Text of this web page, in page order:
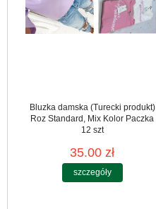
Bluzka damska (Turecki produkt)
Roz Standard, Mix Kolor Paczka
12 szt
35.00 zł
szczegóły